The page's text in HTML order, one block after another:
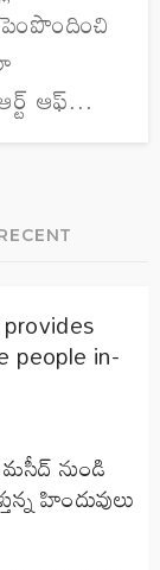
ఆఫ్...
people in-
నుండి
హిందువులు